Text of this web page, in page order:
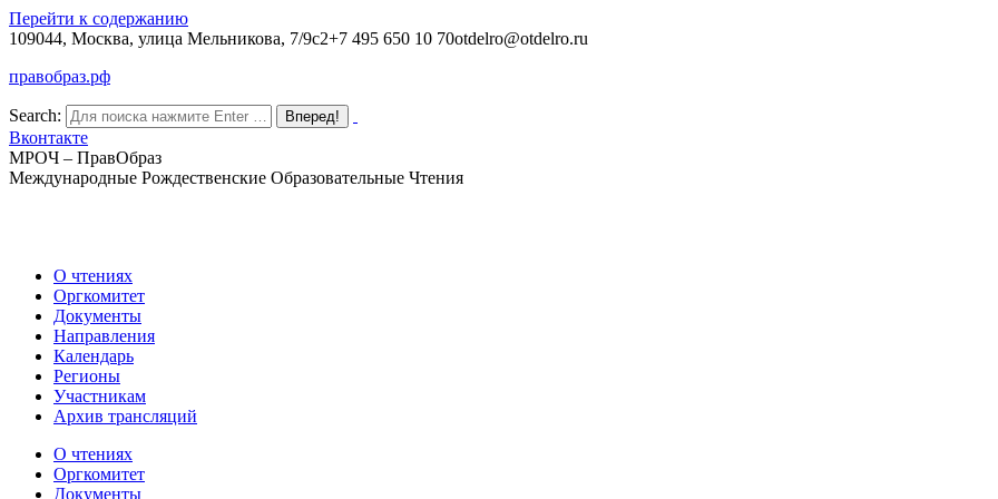
Перейти к содержанию
109044, Москва, улица Мельникова, 7/9с2+7 495 650 10 70otdelro@otdelro.ru
правобраз.рф
Search:
Вконтакте
МРОЧ – ПравОбраз
Международные Рождественские Образовательные Чтения
О чтениях
Оргкомитет
Документы
Направления
Календарь
Регионы
Участникам
Архив трансляций
О чтениях
Оргкомитет
Документы